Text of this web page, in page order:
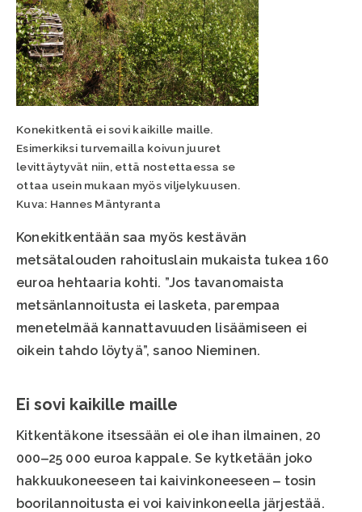
Konekitkentä ei sovi kaikille maille.
Esimerkiksi turvemailla koivun juuret
levittäytyvät niin, että nostettaessa se
ottaa usein mukaan myös viljelykuusen.
Kuva: Hannes Mäntyranta
Konekitkentään saa myös kestävän
metsätalouden rahoituslain mukaista tukea 160
euroa hehtaaria kohti. ”Jos tavanomaista
metsänlannoitusta ei lasketa, parempaa
menetelmää kannattavuuden lisäämiseen ei
oikein tahdo löytyä”, sanoo Nieminen.
Ei sovi kaikille maille
Kitkentäkone itsessään ei ole ihan ilmainen, 20
000‒25 000 euroa kappale. Se kytketään joko
hakkuukoneeseen tai kaivinkoneeseen ‒ tosin
boorilannoitusta ei voi kaivinkoneella järjestää.